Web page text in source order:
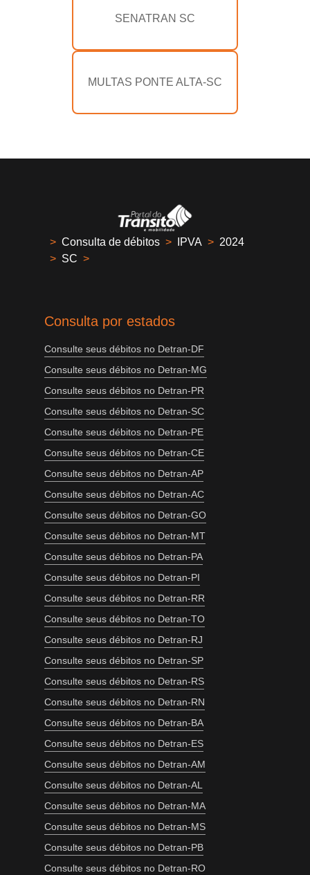
SENATRAN SC
MULTAS PONTE ALTA-SC
> Consulta de débitos > IPVA > 2024
> SC >
Consulta por estados
Consulte seus débitos no Detran-DF
Consulte seus débitos no Detran-MG
Consulte seus débitos no Detran-PR
Consulte seus débitos no Detran-SC
Consulte seus débitos no Detran-PE
Consulte seus débitos no Detran-CE
Consulte seus débitos no Detran-AP
Consulte seus débitos no Detran-AC
Consulte seus débitos no Detran-GO
Consulte seus débitos no Detran-MT
Consulte seus débitos no Detran-PA
Consulte seus débitos no Detran-PI
Consulte seus débitos no Detran-RR
Consulte seus débitos no Detran-TO
Consulte seus débitos no Detran-RJ
Consulte seus débitos no Detran-SP
Consulte seus débitos no Detran-RS
Consulte seus débitos no Detran-RN
Consulte seus débitos no Detran-BA
Consulte seus débitos no Detran-ES
Consulte seus débitos no Detran-AM
Consulte seus débitos no Detran-AL
Consulte seus débitos no Detran-MA
Consulte seus débitos no Detran-MS
Consulte seus débitos no Detran-PB
Consulte seus débitos no Detran-RO